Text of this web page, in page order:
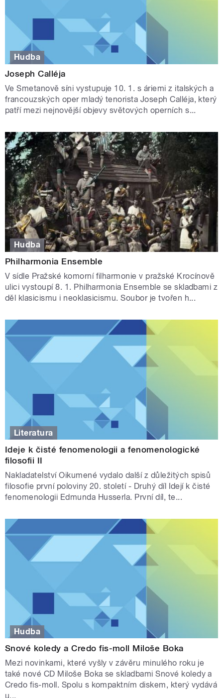
Hudba
Joseph Calléja
Ve Smetanově síni vystupuje 10. 1. s áriemi z italských a
francouzských oper mladý tenorista Joseph Calléja, který
patří mezi nejnovější objevy světových operních s...
Hudba
Philharmonia Ensemble
V sídle Pražské komorní filharmonie v pražské Krocínově
ulici vystoupí 8. 1. Philharmonia Ensemble se skladbami z
děl klasicismu i neoklasicismu. Soubor je tvořen h...
Literatura
Ideje k čisté fenomenologii a fenomenologické
filosofii II
Nakladatelství Oikumené vydalo další z důležitých spisů
filosofie první poloviny 20. století - Druhý díl Idejí k čisté
fenomenologii Edmunda Husserla. První díl, te...
Hudba
Snové koledy a Credo fis-moll Miloše Boka
Mezi novinkami, které vyšly v závěru minulého roku je
také nové CD Miloše Boka se skladbami Snové koledy a
Credo fis-moll. Spolu s kompaktním diskem, který vydává
u...